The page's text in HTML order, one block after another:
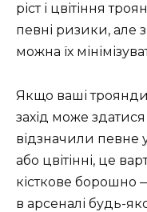
ріст і цвітіння
певні ризики, але
можна їх
Якщо ваші троянди
захід може
відзначили певне
або цвітінні, це
кісткове борошно
в арсеналі будь-